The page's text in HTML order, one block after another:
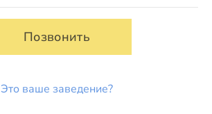
Позвонить
Это ваше заведение?